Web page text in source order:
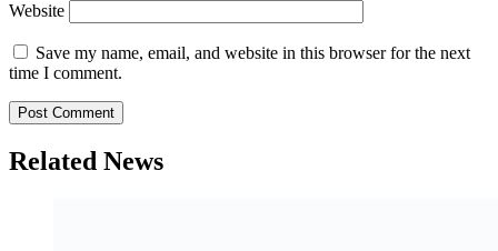
Website
Save my name, email, and website in this browser for the next
time I comment.
Related News